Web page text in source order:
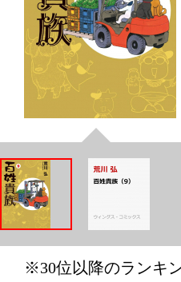
※30位以降のランキ